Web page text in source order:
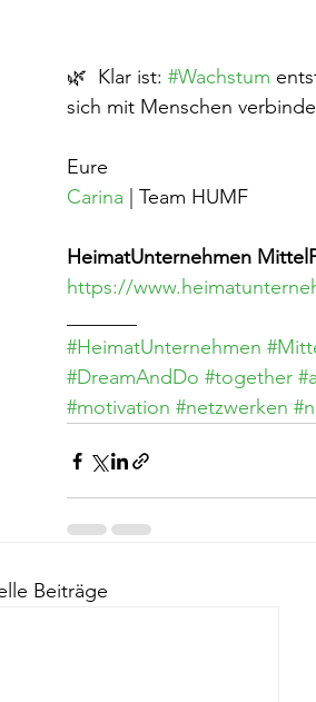
🌿  Klar ist: #Wachstum
sich mit Menschen
Eure
Carina | Team HUMF
HeimatUnternehmen
https://
#HeimatUnternehmen
#DreamAndDo #together
#motivation #netzwerken
Beiträge